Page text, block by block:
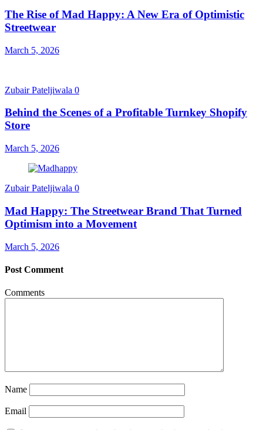
The Rise of Mad Happy: A New Era of Optimistic
Streetwear
March 5, 2026
Zubair Pateljiwala 0
Behind the Scenes of a Profitable Turnkey Shopify
Store
March 5, 2026
Zubair Pateljiwala 0
Mad Happy: The Streetwear Brand That Turned
Optimism into a Movement
March 5, 2026
Post Comment
Comments
Name
Email